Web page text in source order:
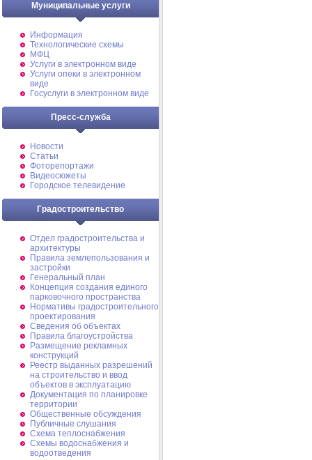
Муниципальные услуги
Информация
Технологические схемы
МФЦ
Услуги в электронном виде
Услуги опеки в электронном
виде
Госуслуги в электронном виде
Пресс-служба
Новости
Статьи
Фоторепортажи
Видеосюжеты
Городское телевидение
Градостроительство
Отдел градостроительства и
архитектуры
Правила землепользования и
застройки
Генеральный план
Концепция создания единого
парковочного пространства
Нормативы градостроительного
проектирования
Сведения об объектах
Правила благоустройства
Размещение рекламных
конструкций
Реестр выданных разрешений
на строительство и ввод
объектов в эксплуатацию
Документация по планировке
территории
Общественные обсуждения
Публичные слушания
Схема теплоснабжения
Схемы водоснабжения и
водоотведения